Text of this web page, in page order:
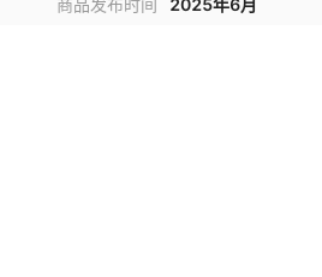
商品发布时间 2025年6月